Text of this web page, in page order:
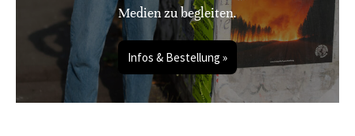
Medien zu begleiten.
Infos & Bestellung »